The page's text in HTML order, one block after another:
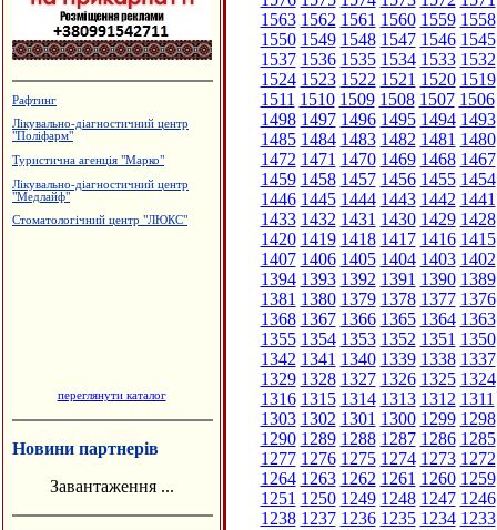
Рафтинг
Лікувально-діагностичний центр
"Поліфарм"
Туристична агенція "Марко"
Лікувально-діагностичний центр
"Медлайф"
Стоматологічний центр "ЛЮКС"
переглянути каталог
Новини партнерів
Завантаження ...
1563 1562 1561 1560 1559 1558
1550 1549 1548 1547 1546 1545
1537 1536 1535 1534 1533 1532
1524 1523 1522 1521 1520 1519
1511 1510 1509 1508 1507 1506
1498 1497 1496 1495 1494 1493
1485 1484 1483 1482 1481 1480
1472 1471 1470 1469 1468 1467
1459 1458 1457 1456 1455 1454
1446 1445 1444 1443 1442 1441
1433 1432 1431 1430 1429 1428
1420 1419 1418 1417 1416 1415
1407 1406 1405 1404 1403 1402
1394 1393 1392 1391 1390 1389
1381 1380 1379 1378 1377 1376
1368 1367 1366 1365 1364 1363
1355 1354 1353 1352 1351 1350
1342 1341 1340 1339 1338 1337
1329 1328 1327 1326 1325 1324
1316 1315 1314 1313 1312 1311
1303 1302 1301 1300 1299 1298
1290 1289 1288 1287 1286 1285
1277 1276 1275 1274 1273 1272
1264 1263 1262 1261 1260 1259
1251 1250 1249 1248 1247 1246
1238 1237 1236 1235 1234 1233